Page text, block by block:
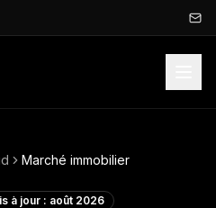
Marché immobilier
à jour : août 2026